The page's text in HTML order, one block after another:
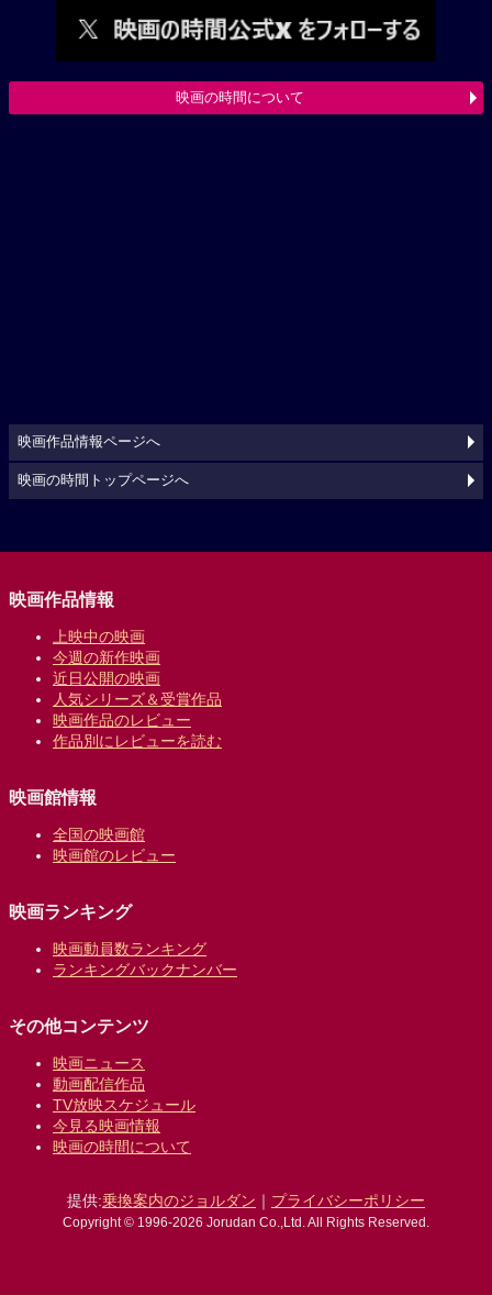
映画の時間について
映画作品情報ページへ
映画の時間トップページへ
映画作品情報
上映中の映画
今週の新作映画
近日公開の映画
人気シリーズ＆受賞作品
映画作品のレビュー
作品別にレビューを読む
映画館情報
全国の映画館
映画館のレビュー
映画ランキング
映画動員数ランキング
ランキングバックナンバー
その他コンテンツ
映画ニュース
動画配信作品
TV放映スケジュール
今見る映画情報
映画の時間について
提供:乗換案内のジョルダン ｜ プライバシーポリシー
Copyright © 1996-2026 Jorudan Co.,Ltd. All Rights Reserved.